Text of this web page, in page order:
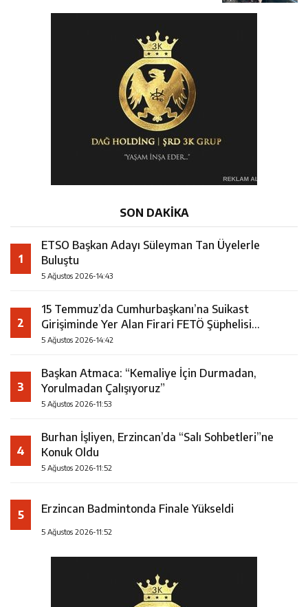
SON DAKİKA
1
ETSO Başkan Adayı Süleyman Tan Üyelerle
Buluştu
5 Ağustos 2026-14:43
2
15 Temmuz’da Cumhurbaşkanı’na Suikast
Girişiminde Yer Alan Firari FETÖ Şüphelisi
Yakalandı
5 Ağustos 2026-14:42
3
Başkan Atmaca: “Kemaliye İçin Durmadan,
Yorulmadan Çalışıyoruz”
5 Ağustos 2026-11:53
4
Burhan İşliyen, Erzincan’da “Salı Sohbetleri”ne
Konuk Oldu
5 Ağustos 2026-11:52
5 Erzincan Badmintonda Finale Yükseldi
5 Ağustos 2026-11:52